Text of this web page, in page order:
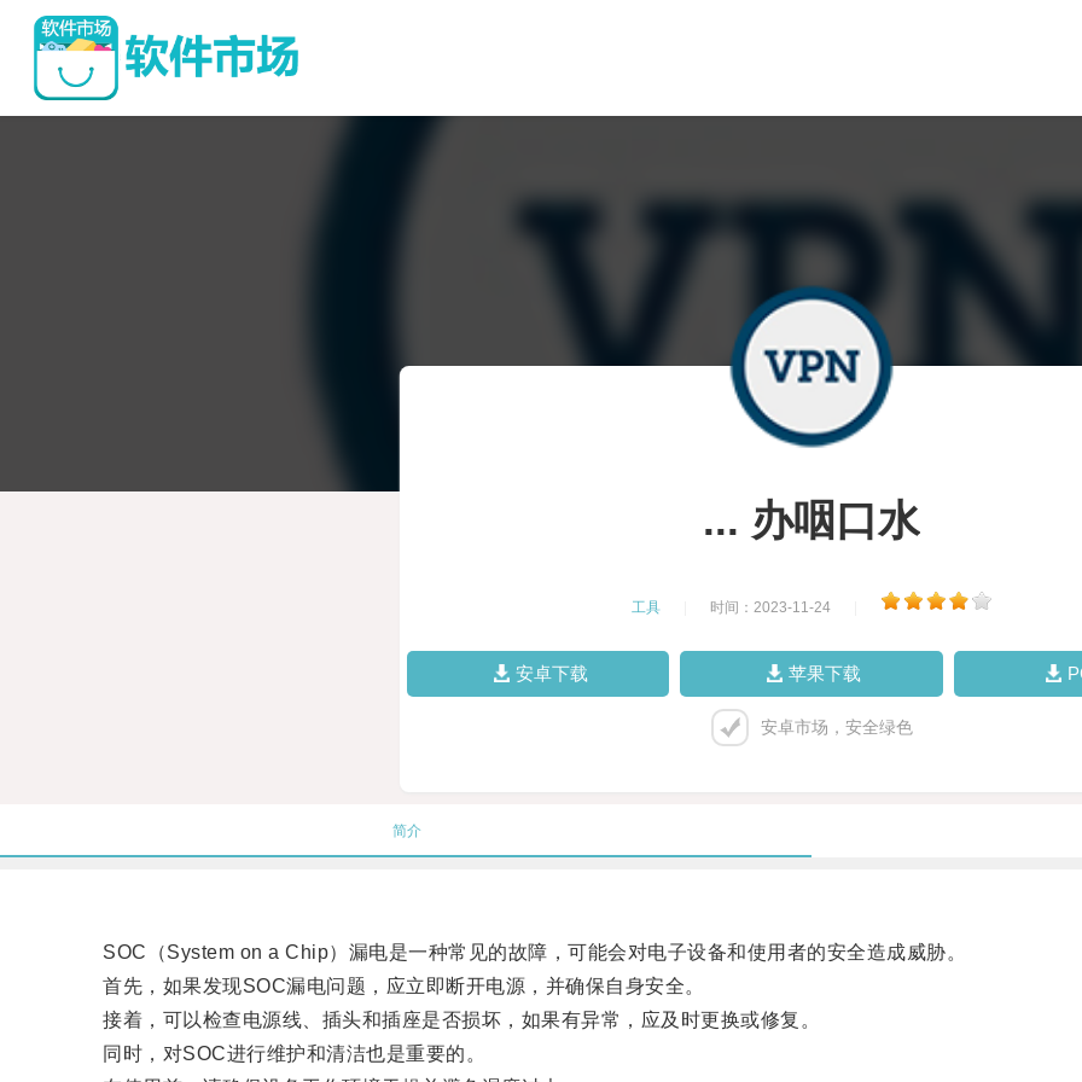
... 办咽口水
工具 时间：2023-11-24
安卓下载 苹果下载
安卓市场，安全绿色
简介
SOC（System on a Chip）漏电是一种常见的故障，可能会对电子设备和使用者的安全造成威胁。
首先，如果发现SOC漏电问题，应立即断开电源，并确保自身安全。
接着，可以检查电源线、插头和插座是否损坏，如果有异常，应及时更换或修复。
同时，对SOC进行维护和清洁也是重要的。